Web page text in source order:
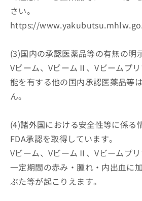
さい。
https://
(3)国内の承認医薬品等の有無の明
Vビーム、VビームⅡ、Vビームプ
能を有する他の国内承認医薬品等
ん。
(4)諸外国における安全性等に係る
FDA承認を取得しています。
Vビーム、VビームⅡ、Vビームプリ
一定期間の赤み・腫れ・内出血に
ぶた等が起こりえます。
相談
など
はで
きま
ので
ご了
承く
い。
の
お
申
込
み
は
こ
ち
ら
掲
載
報
の
修
正
請
求
は
ち
ら
無
料
拡
充
の
お
申
込